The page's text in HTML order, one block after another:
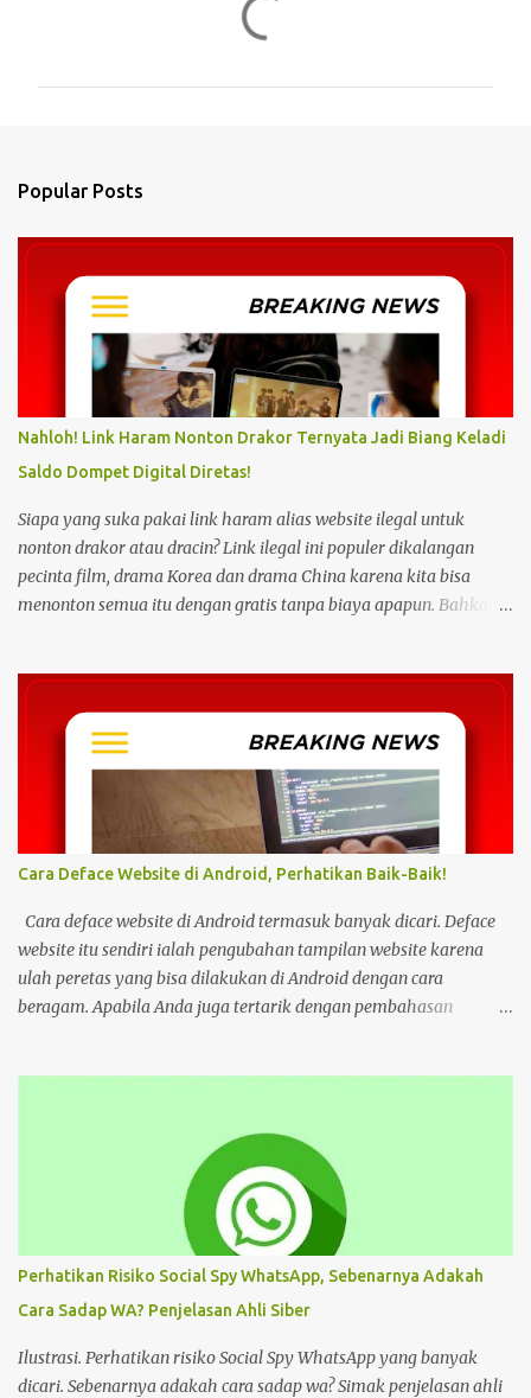
s
Popular Posts
Nahloh! Link Haram Nonton Drakor Ternyata Jadi Biang Keladi
Saldo Dompet Digital Diretas!
Siapa yang suka pakai link haram alias website ilegal untuk
nonton drakor atau dracin? Link ilegal ini populer dikalangan
pecinta film, drama Korea dan drama China karena kita bisa
menonton semua itu dengan gratis tanpa biaya apapun. Bahkan
sepertinya harus dihentikan sekarang juga. Pasalnya menonton
film, konser, drama, atau apapun itu di situs tidak resmi disebut
bisa menjadi jalan masuk peretasan pada perangkat elektronik.
Pengalaman ini dibagikan oleh pengguna media sosial X,
@kdrama_menfess pada Selasa (23/2/2024) siang. Dalam
unggahannya, terlihat perangkat laptop yang diduga diretas
setelah digunakan untuk menonton di layanan streaming ilegal. "
Web kayak gini bahaya gais buat hp dan laptop kalian bisa ada
virus juga. Coba deh kalian aware sama masalah kejahatan
cyberspace, google sendiri aja ," tulis unggahan. Dilansir dari
Kompas...
Cara Deface Website di Android, Perhatikan Baik-Baik!
Cara deface website di Android termasuk banyak dicari. Deface
website itu sendiri ialah pengubahan tampilan website karena
ulah peretas yang bisa dilakukan di Android dengan cara
beragam. Apabila Anda juga tertarik dengan pembahasan
beragam kemudahan tersendiri yang bisa Anda pilih sesuai
keinginan. Namun sebelum mengulas tutorialnya, tentu akan
lebih baik untuk mengenal deface website secara mendalam.
Deface website bisa mengubah sebagian tampilan maupun
keseluruhan. Mulai dari penggantian font, memunculkan spam
iklan, mengubah konten di dalam website, dan masih banyak lagi.
Pada dasarnya, deface website dilakukan dengan tujuan tertentu.
Seperti menunjukkan kelemahan situs, menjual produk, atau
hanya kesenangan pribadi. Hal te...
Perhatikan Risiko Social Spy WhatsApp, Sebenarnya Adakah
Cara Sadap WA? Penjelasan Ahli Siber
Ilustrasi. Perhatikan risiko Social Spy WhatsApp yang banyak
dicari. Sebenarnya adakah cara sadap wa? Simak penjelasan ahli